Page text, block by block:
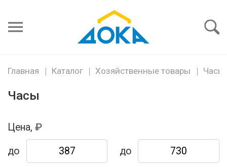
пароль
Главная Каталог Хозяйственные товары Часы
Часы
Цена,
до до